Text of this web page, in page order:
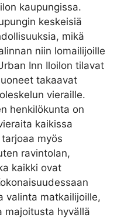
kaupungissa.
keskeisiä
mikä
niin lomailijoille
Inn Iloilon tilavat
takaavat
vieraille.
henkilökunta on
kaikissa
myös
ravintolan,
kaikki ovat
valinta matkailijoille,
majoitusta hyvällä